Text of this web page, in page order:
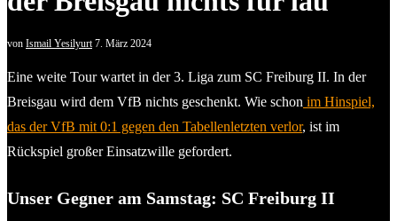
von Ismail Yesilyurt 7. März 2024
Eine weite Tour wartet in der 3. Liga zum SC Freiburg II. In der
Breisgau wird dem VfB nichts geschenkt. Wie schon im Hinspiel,
das der VfB mit 0:1 gegen den Tabellenletzten verlor, ist im
Rückspiel großer Einsatzwille gefordert.
Unser Gegner am Samstag: SC Freiburg II